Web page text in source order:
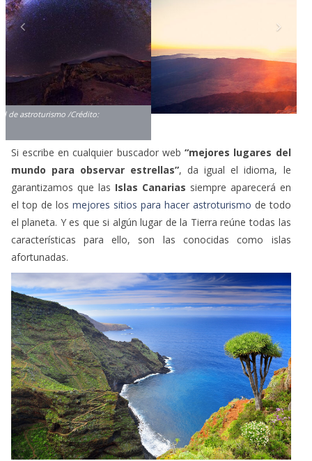
mundo para observar estrellas”
garantizamos que las
siempre aparecerá en
el top de los
mejores sitios para hacer astroturismo
de todo
el planeta. Y es que si algún lugar de la Tierra reúne todas las
características para ello, son las conocidas como islas
afortunadas.
Como es sabido, la observación de estrellas requiere los